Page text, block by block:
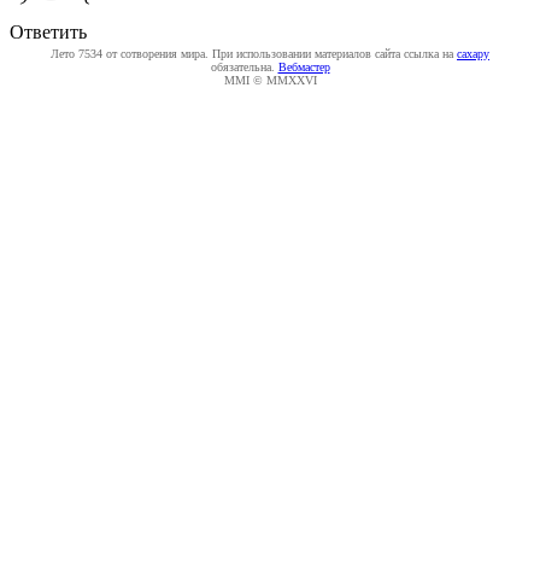
Ответить
Лето 7534 от сотворения мира. При использовании материалов сайта ссылка на caxapу
обязательна. Вебмастер
MMI © MMXXVI